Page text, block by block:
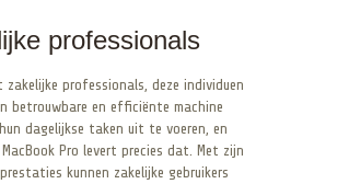
professionals
zakelijke professionals, deze individuen
betrouwbare en efficiënte machine
dagelijkse taken uit te voeren, en
Pro levert precies dat. Met zijn
kunnen zakelijke gebruikers